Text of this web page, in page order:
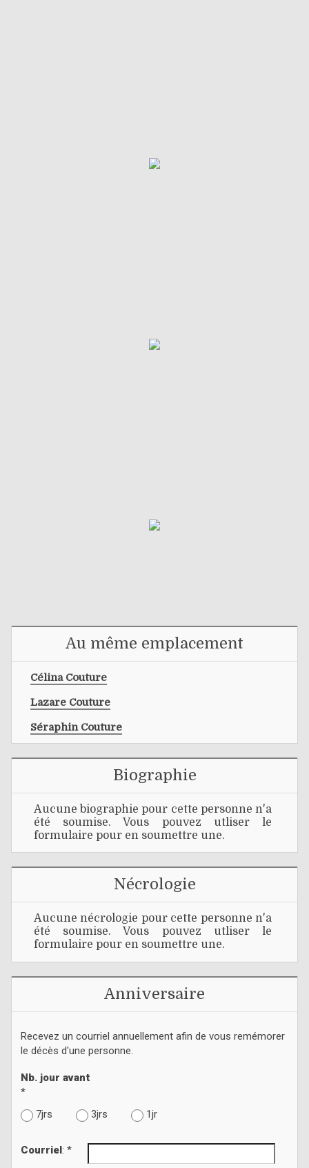
Au même emplacement
Célina Couture
Lazare Couture
Séraphin Couture
Biographie
Aucune biographie pour cette personne n'a
été soumise. Vous pouvez utliser le
formulaire pour en soumettre une.
Nécrologie
Aucune nécrologie pour cette personne n'a
été soumise. Vous pouvez utliser le
formulaire pour en soumettre une.
Anniversaire
Recevez un courriel annuellement afin de vous remémorer
le décès d'une personne.
Nb. jour avant
*
7jrs
3jrs 1jr
Courriel : *